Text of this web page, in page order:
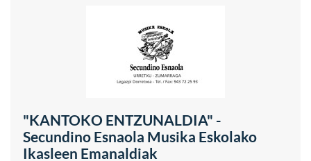
"KANTOKO ENTZUNALDIA" -
Secundino Esnaola Musika Eskolako
Ikasleen Emanaldiak